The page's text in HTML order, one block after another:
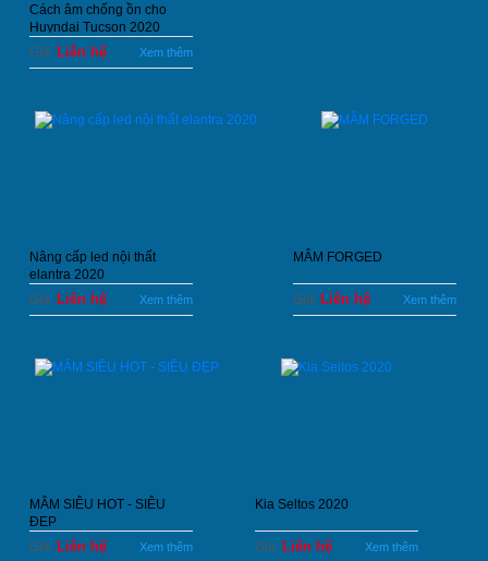
Cách âm chống ồn cho
Huyndai Tucson 2020
Giá: Liên hệ Xem thêm
Nâng cấp led nội thất
elantra 2020
Giá: Liên hệ Xem thêm
MÂM FORGED
Giá: Liên hệ Xem thêm
MÂM SIÊU HOT - SIÊU
ĐẸP
Giá: Liên hệ Xem thêm
Kia Seltos 2020
Giá: Liên hệ Xem thêm